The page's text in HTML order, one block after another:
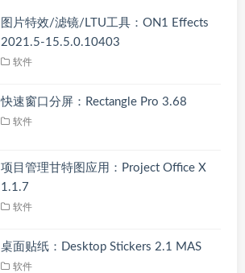
图片特效/滤镜/LTU工具：ON1 Effects
2021.5-15.5.0.10403
软件
快速窗口分屏：Rectangle Pro 3.68
软件
项目管理甘特图应用：Project Office X
1.1.7
软件
桌面贴纸：Desktop Stickers 2.1 MAS
软件